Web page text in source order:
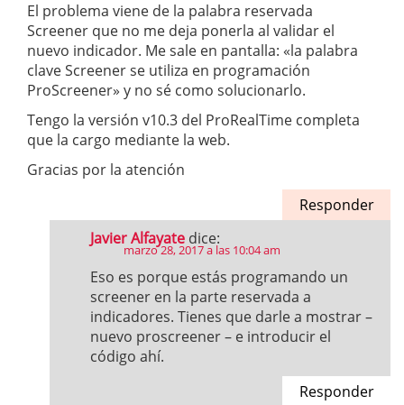
El problema viene de la palabra reservada
Screener que no me deja ponerla al validar el
nuevo indicador. Me sale en pantalla: «la palabra
clave Screener se utiliza en programación
ProScreener» y no sé como solucionarlo.
Tengo la versión v10.3 del ProRealTime completa
que la cargo mediante la web.
Gracias por la atención
Responder
Javier Alfayate dice:
marzo 28, 2017 a las 10:04 am
Eso es porque estás programando un
screener en la parte reservada a
indicadores. Tienes que darle a mostrar –
nuevo proscreener – e introducir el
código ahí.
Responder